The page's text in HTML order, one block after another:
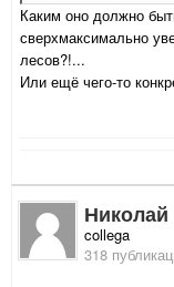
Каким оно должно
сверхмаксимально
лесов?!...
Или ещё чего-то
collega
318